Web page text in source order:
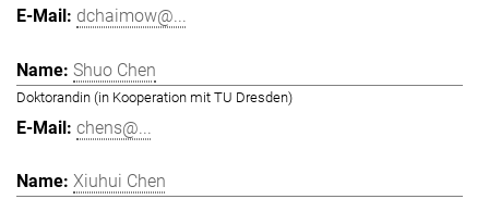
dchaimow@...
Shuo Chen
Doktorandin (in Kooperation mit TU Dresden)
chens@...
Xiuhui Chen